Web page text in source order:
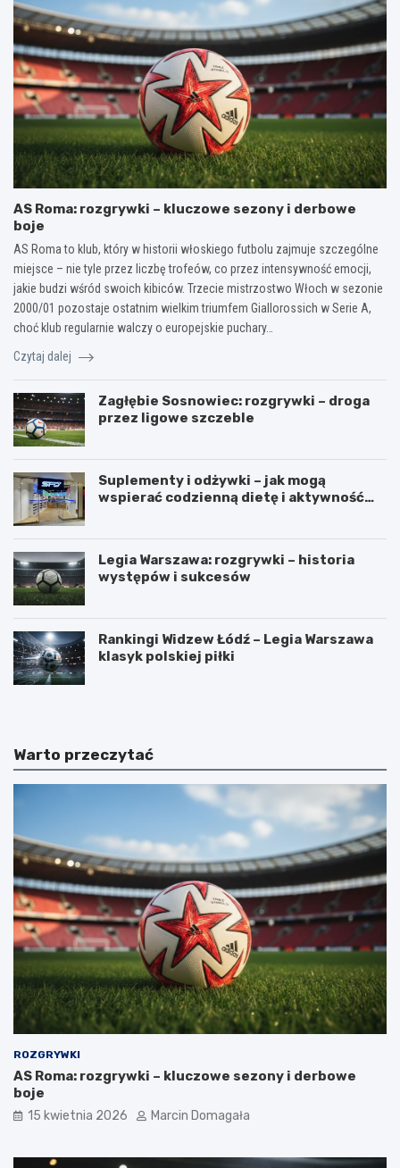
AS Roma: rozgrywki – kluczowe sezony i derbowe
boje
AS Roma to klub, który w historii włoskiego futbolu zajmuje szczególne
miejsce – nie tyle przez liczbę trofeów, co przez intensywność emocji,
jakie budzi wśród swoich kibiców. Trzecie mistrzostwo Włoch w sezonie
2000/01 pozostaje ostatnim wielkim triumfem Giallorossich w Serie A,
choć klub regularnie walczy o europejskie puchary…
Czytaj dalej
Zagłębie Sosnowiec: rozgrywki – droga
przez ligowe szczeble
Suplementy i odżywki – jak mogą
wspierać codzienną dietę i aktywność
Legia Warszawa: rozgrywki – historia
występów i sukcesów
Rankingi Widzew Łódź – Legia Warszawa
klasyk polskiej piłki
Warto przeczytać
ROZGRYWKI
AS Roma: rozgrywki – kluczowe sezony i derbowe
boje
15 kwietnia 2026 Marcin Domagała